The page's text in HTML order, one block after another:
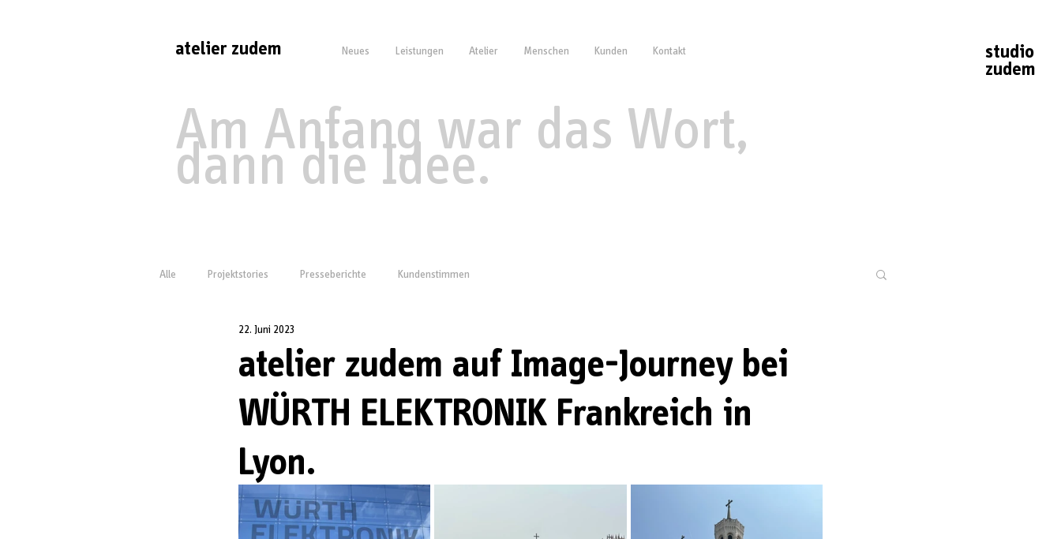
studio
zudem
atelier zudem Neues Leistungen Atelier Menschen Kunden Kontakt
Am Anfang war das Wort,
dann die Idee.
Alle Projektstories Presseberichte Kundenstimmen
atelier zudem auf Image-Journey bei
WÜRTH ELEKTRONIK Frankreich in
Lyon.
22. Juni 2023